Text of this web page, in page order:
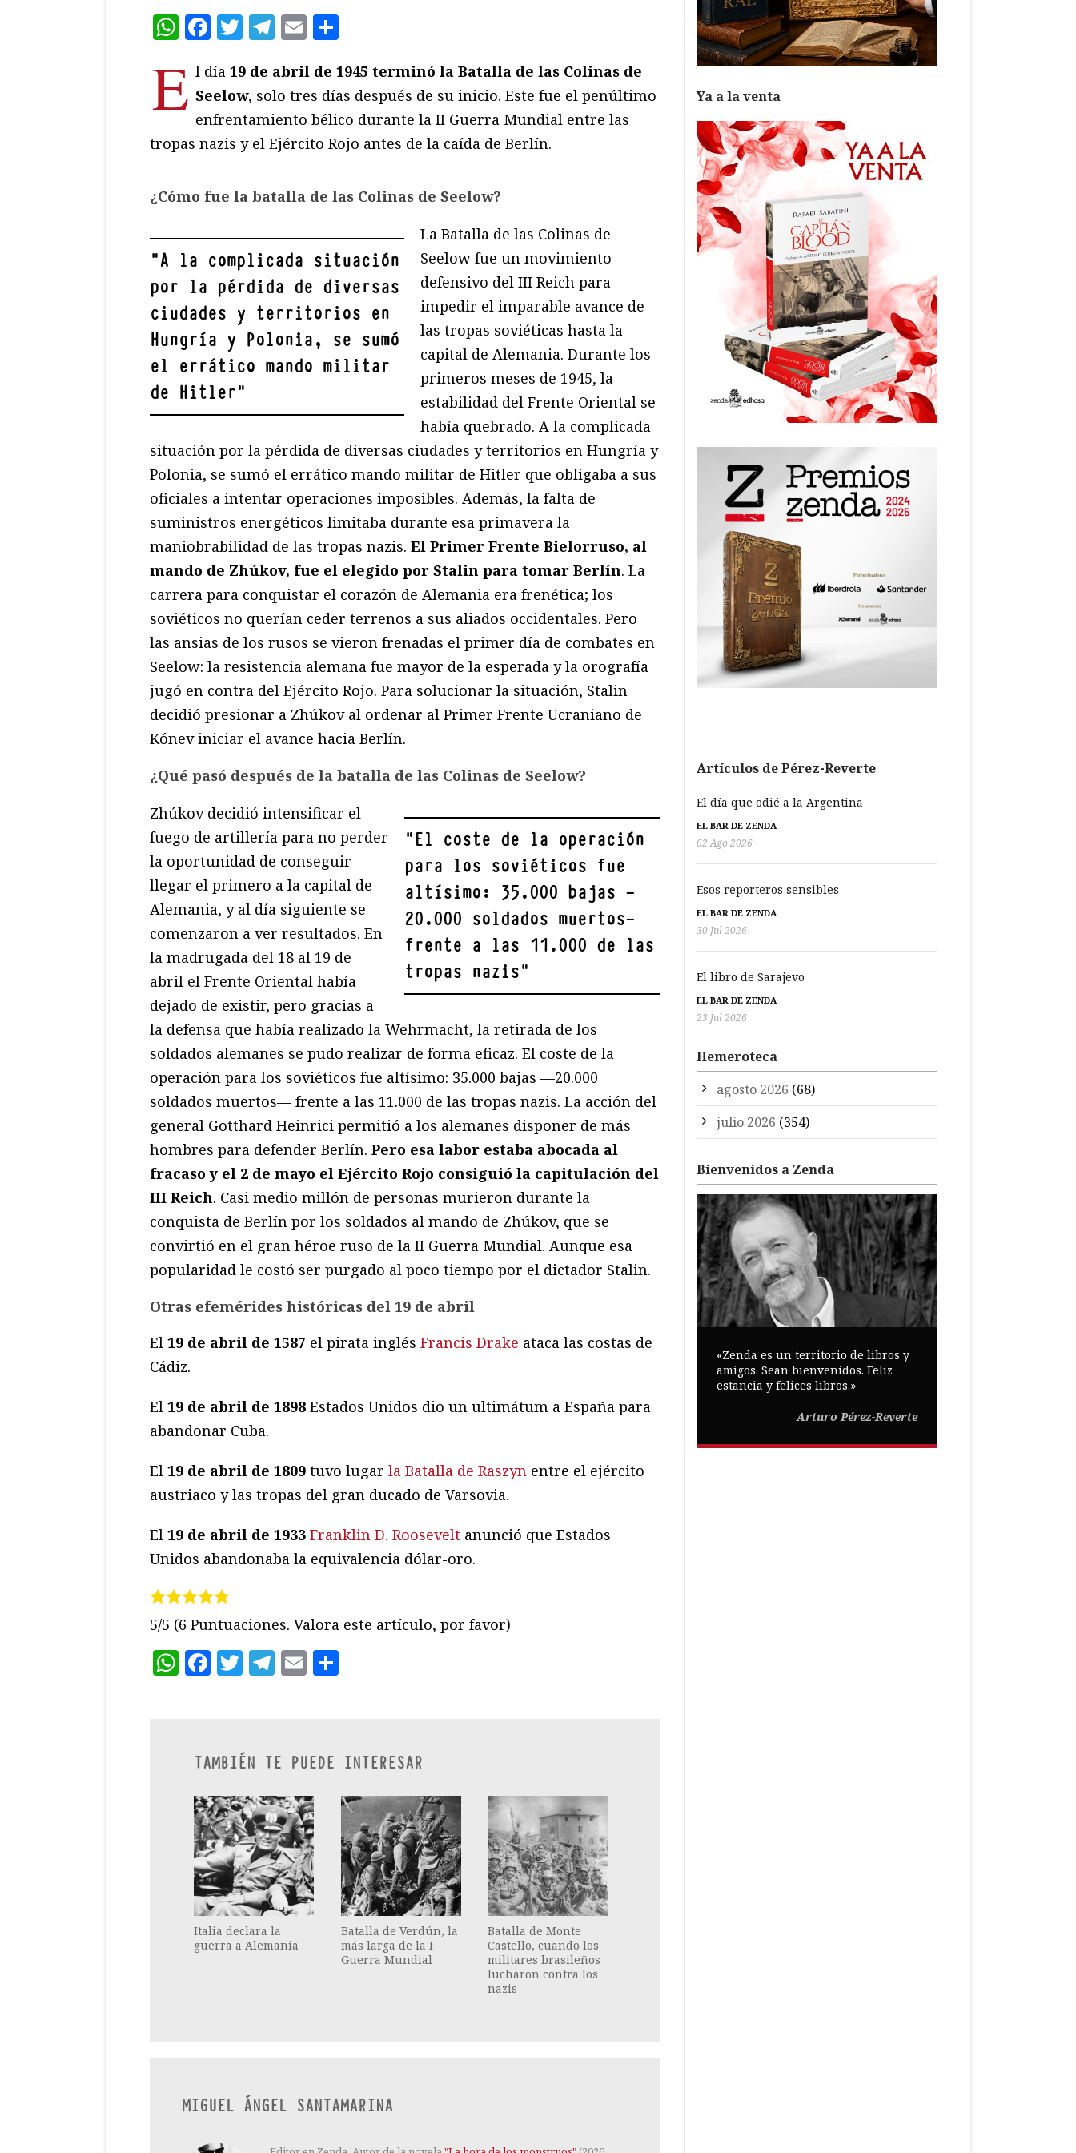
WhatsApp
Facebook
Twitter
Telegram
Email
E l día 19 de abril de 1945 terminó la Batalla de las Colinas de
Seelow, solo tres días después de su inicio. Este fue el penúltimo
enfrentamiento bélico durante la II Guerra Mundial entre las
tropas nazis y el Ejército Rojo antes de la caída de Berlín.
¿Cómo fue la batalla de las Colinas de Seelow?
"A la complicada situación
por la pérdida de diversas
ciudades y territorios en
Hungría y Polonia, se sumó
el errático mando militar
de Hitler"
La Batalla de las Colinas de
Seelow fue un movimiento
defensivo del III Reich para
impedir el imparable avance de
las tropas soviéticas hasta la
capital de Alemania. Durante los
primeros meses de 1945, la
estabilidad del Frente Oriental se
había quebrado. A la complicada
situación por la pérdida de diversas ciudades y territorios en Hungría y
Polonia, se sumó el errático mando militar de Hitler que obligaba a sus
oficiales a intentar operaciones imposibles. Además, la falta de
suministros energéticos limitaba durante esa primavera la
maniobrabilidad de las tropas nazis. El Primer Frente Bielorruso, al
mando de Zhúkov, fue el elegido por Stalin para tomar Berlín. La
carrera para conquistar el corazón de Alemania era frenética; los
soviéticos no querían ceder terrenos a sus aliados occidentales. Pero
las ansias de los rusos se vieron frenadas el primer día de combates en
Seelow: la resistencia alemana fue mayor de la esperada y la orografía
jugó en contra del Ejército Rojo. Para solucionar la situación, Stalin
decidió presionar a Zhúkov al ordenar al Primer Frente Ucraniano de
Kónev iniciar el avance hacia Berlín.
¿Qué pasó después de la batalla de las Colinas de Seelow?
"El coste de la operación
para los soviéticos fue
altísimo: 35.000 bajas —
20.000 soldados muertos—
frente a las 11.000 de las
tropas nazis"
Zhúkov decidió intensificar el
fuego de artillería para no perder
la oportunidad de conseguir
llegar el primero a la capital de
Alemania, y al día siguiente se
comenzaron a ver resultados. En
la madrugada del 18 al 19 de
abril el Frente Oriental había
dejado de existir, pero gracias a
la defensa que había realizado la Wehrmacht, la retirada de los
soldados alemanes se pudo realizar de forma eficaz. El coste de la
operación para los soviéticos fue altísimo: 35.000 bajas —20.000
soldados muertos— frente a las 11.000 de las tropas nazis. La acción del
general Gotthard Heinrici permitió a los alemanes disponer de más
hombres para defender Berlín. Pero esa labor estaba abocada al
fracaso y el 2 de mayo el Ejército Rojo consiguió la capitulación del
III Reich. Casi medio millón de personas murieron durante la
conquista de Berlín por los soldados al mando de Zhúkov, que se
convirtió en el gran héroe ruso de la II Guerra Mundial. Aunque esa
popularidad le costó ser purgado al poco tiempo por el dictador Stalin.
Otras efemérides históricas del 19 de abril
El 19 de abril de 1587 el pirata inglés Francis Drake ataca las costas de
Cádiz.
El 19 de abril de 1898 Estados Unidos dio un ultimátum a España para
abandonar Cuba.
El 19 de abril de 1809 tuvo lugar la Batalla de Raszyn entre el ejército
austriaco y las tropas del gran ducado de Varsovia.
El 19 de abril de 1933 Franklin D. Roosevelt anunció que Estados
Unidos abandonaba la equivalencia dólar-oro.
5/5 (6 Puntuaciones. Valora este artículo, por favor)
WhatsApp
Facebook
Twitter
Telegram
Email
TAMBIÉN TE PUEDE INTERESAR
Italia declara la
guerra a Alemania
Batalla de Verdún, la
más larga de la I
Guerra Mundial
Batalla de Monte
Castello, cuando los
militares brasileños
lucharon contra los
nazis
MIGUEL ÁNGEL SANTAMARINA
Ya a la venta
Artículos de Pérez-Reverte
El día que odié a la Argentina
EL BAR DE ZENDA
02 Ago 2026
Esos reporteros sensibles
EL BAR DE ZENDA
30 Jul 2026
El libro de Sarajevo
EL BAR DE ZENDA
23 Jul 2026
Hemeroteca
agosto 2026 (68)
julio 2026 (354)
Bienvenidos a Zenda
«Zenda es un territorio de libros y
amigos. Sean bienvenidos. Feliz
estancia y felices libros.»
Arturo Pérez-Reverte